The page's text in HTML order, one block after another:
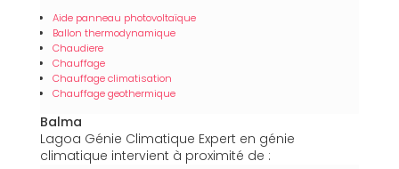
Aide panneau photovoltaïque
Ballon thermodynamique
Chaudiere
Chauffage
Chauffage climatisation
Chauffage geothermique
Balma
Lagoa Génie Climatique Expert en génie
climatique intervient à proximité de :